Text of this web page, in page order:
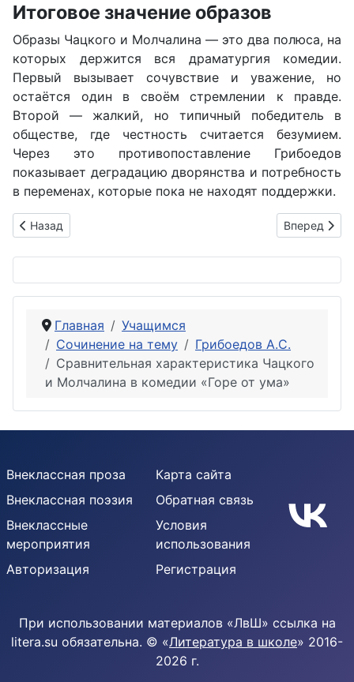
Итоговое значение образов
Образы Чацкого и Молчалина — это два полюса, на
которых держится вся драматургия комедии.
Первый вызывает сочувствие и уважение, но
остаётся один в своём стремлении к правде.
Второй — жалкий, но типичный победитель в
обществе, где честность считается безумием.
Через это противопоставление Грибоедов
показывает деградацию дворянства и потребность
в переменах, которые пока не находят поддержки.
Предыдущий: Женские образы в комедии Грибоедова «Горе
Назад Следующий:
Вперед
Главная
Учащимся
Сочинение на тему
Грибоедов А.С.
Сравнительная характеристика Чацкого
и Молчалина в комедии «Горе от ума»
Внеклассная проза
Внеклассная поэзия
Внеклассные
мероприятия
Авторизация
Карта сайта
Обратная связь
Условия
использования
Регистрация
При использовании материалов «ЛвШ» ссылка на
litera.su обязательна. © «Литература в школе» 2016-
2026 г.